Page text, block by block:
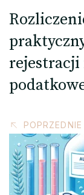
POPRZEDNIE